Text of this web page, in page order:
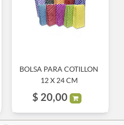
BOLSA PARA COTILLON
12 X 24 CM
$ 20,00